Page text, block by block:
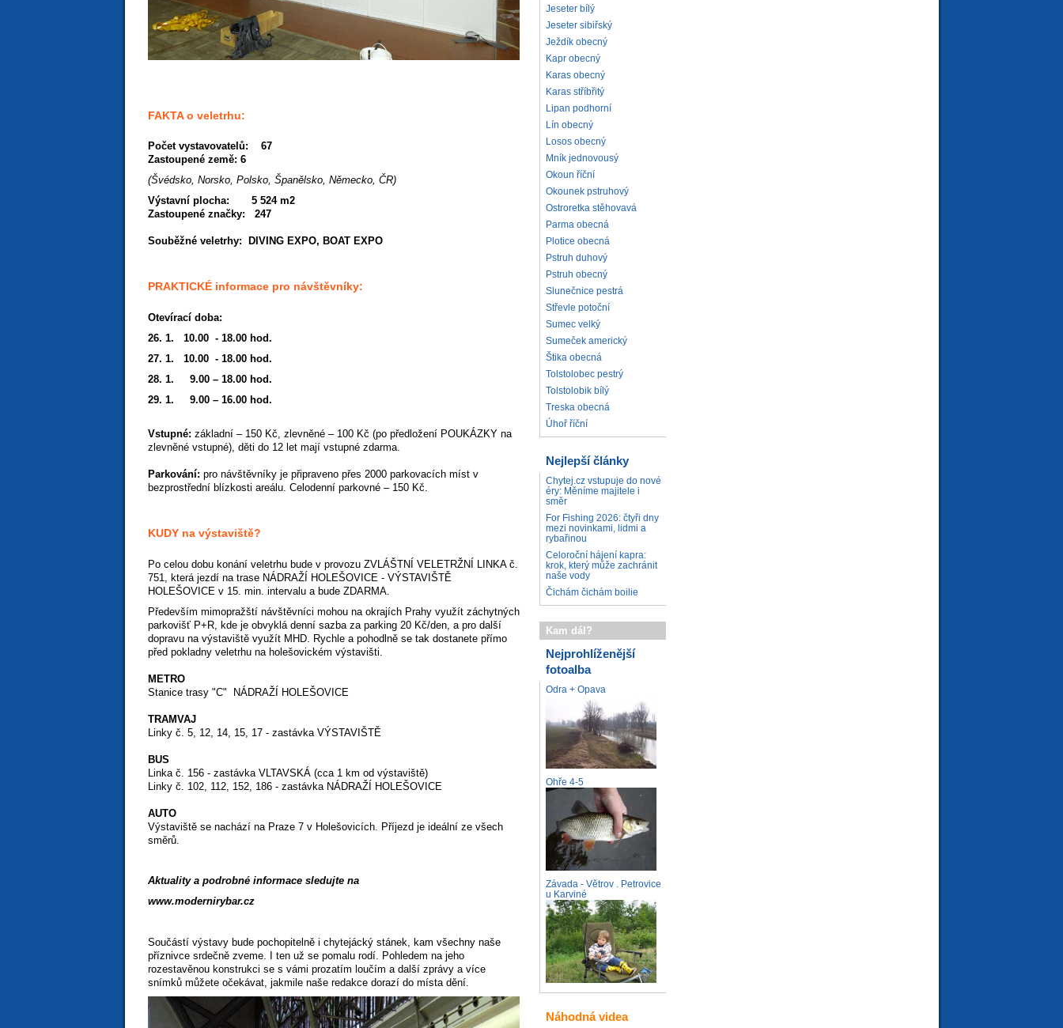
FAKTA o veletrhu:
Počet vystavovatelů: 67
Zastoupené země: 6
(Švédsko, Norsko, Polsko, Španělsko, Německo, ČR)
Výstavní plocha: 5 524 m2
Zastoupené značky: 247
Souběžné veletrhy: DIVING EXPO, BOAT EXPO
PRAKTICKÉ informace pro návštěvníky:
Otevírací doba:
26. 1. 10.00 - 18.00 hod.
27. 1. 10.00 - 18.00 hod.
28. 1. 9.00 – 18.00 hod.
29. 1. 9.00 – 16.00 hod.
Vstupné: základní – 150 Kč, zlevněné – 100 Kč (po předložení POUKÁZKY na
zlevněné vstupné), děti do 12 let mají vstupné zdarma.
Parkování: pro návštěvníky je připraveno přes 2000 parkovacích míst v
bezprostřední blízkosti areálu. Celodenní parkovné – 150 Kč.
KUDY na výstaviště?
Po celou dobu konání veletrhu bude v provozu ZVLÁŠTNÍ VELETRŽNÍ LINKA č.
751, která jezdí na trase NÁDRAŽÍ HOLEŠOVICE - VÝSTAVIŠTĚ
HOLEŠOVICE v 15. min. intervalu a bude ZDARMA.
Především mimopražští návštěvníci mohou na okrajích Prahy využít záchytných
parkovišť P+R, kde je obvyklá denní sazba za parking 20 Kč/den, a pro další
dopravu na výstaviště využít MHD. Rychle a pohodlně se tak dostanete přímo
před pokladny veletrhu na holešovickém výstavišti.
METRO
Stanice trasy "C" NÁDRAŽÍ HOLEŠOVICE
TRAMVAJ
Linky č. 5, 12, 14, 15, 17 - zastávka VÝSTAVIŠTĚ
BUS
Linka č. 156 - zastávka VLTAVSKÁ (cca 1 km od výstaviště)
Linky č. 102, 112, 152, 186 - zastávka NÁDRAŽÍ HOLEŠOVICE
AUTO
Výstaviště se nachází na Praze 7 v Holešovicích. Příjezd je ideální ze všech
směrů.
Aktuality a podrobné informace sledujte na
www.modernirybar.cz
Součástí výstavy bude pochopitelně i chytejácký stánek, kam všechny naše
příznivce srdečně zveme. I ten už se pomalu rodí. Pohledem na jeho
rozestavěnou konstrukci se s vámi prozatím loučím a další zprávy a více
snímků můžete očekávat, jakmile naše redakce dorazí do místa dění.
Jeseter bílý
Jeseter sibiřský
Ježdík obecný
Kapr obecný
Karas obecný
Karas stříbřitý
Lipan podhorní
Lín obecný
Losos obecný
Mník jednovousý
Okoun říční
Okounek pstruhový
Ostroretka stěhovavá
Parma obecná
Plotice obecná
Pstruh duhový
Pstruh obecný
Slunečnice pestrá
Střevle potoční
Sumec velký
Sumeček americký
Štika obecná
Tolstolobec pestrý
Tolstolobik bílý
Treska obecná
Úhoř říční
Nejlepší články
Chytej.cz vstupuje do nové
éry: Měníme majitele i
směr
For Fishing 2026: čtyři dny
mezi novinkami, lidmi a
rybařinou
Celoroční hájení kapra:
krok, který může zachránit
naše vody
Čichám čichám boilie
Kam dál?
Nejprohlíženější
fotoalba
Odra + Opava
Ohře 4-5
Závada - Větrov . Petrovice
u Karviné
Náhodná videa